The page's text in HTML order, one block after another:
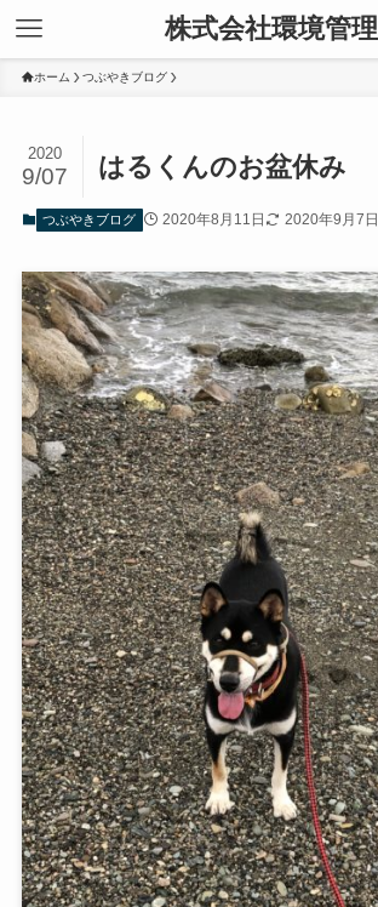
株式会社環境管理
ホーム つぶやきブログ
はるくんのお盆休み
2020
9/07
つぶやきブログ 2020年8月11日 2020年9月7日